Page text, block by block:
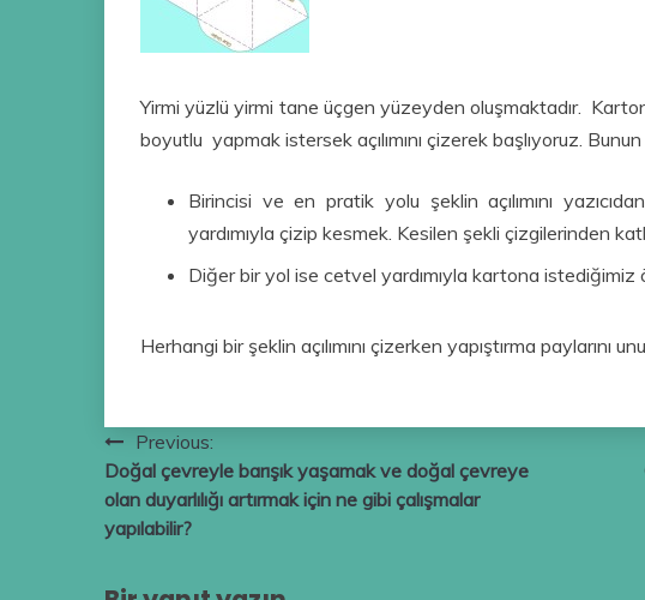
Yirmi yüzlü yirmi tane üçgen yüzeyden oluşmaktadır.
boyutlu yapmak istersek açılımını çizerek başlıyoruz.
Birincisi ve en pratik yolu şeklin açılımını
yardımıyla çizip kesmek. Kesilen şekli çizgilerinden
Diğer bir yol ise cetvel yardımıyla kartona istediğimiz
Herhangi bir şeklin açılımını çizerken yapıştırma paylarını
Yazı
gezinmesi
Previous:
Doğal çevreyle barışık yaşamak ve doğal çevreye
olan duyarlılığı artırmak için ne gibi çalışmalar
yapılabilir?